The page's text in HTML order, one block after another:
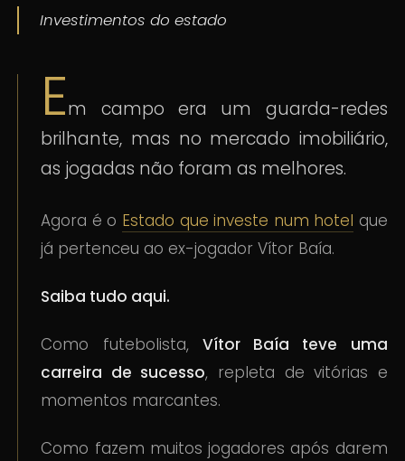
Investimentos do estado
Em campo era um guarda-redes
brilhante, mas no mercado imobiliário,
as jogadas não foram as melhores.
Agora é o Estado que investe num hotel que
já pertenceu ao ex-jogador Vítor Baía.
Saiba tudo aqui.
Como futebolista, Vítor Baía teve uma
carreira de sucesso, repleta de vitórias e
momentos marcantes.
Como fazem muitos jogadores após darem